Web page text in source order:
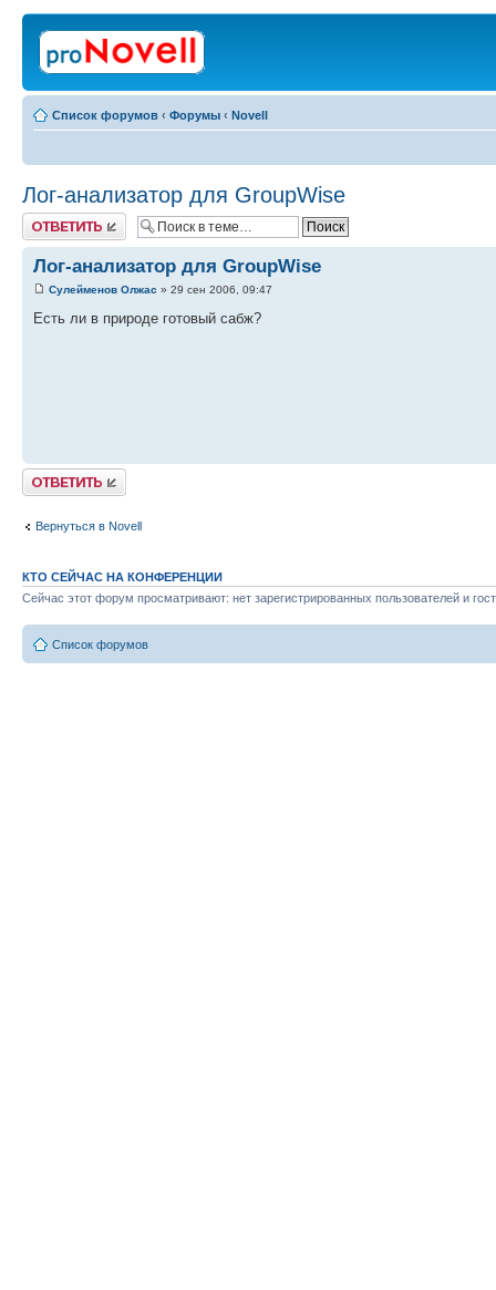
Список форумов ‹ Форумы ‹ Novell
Лог-анализатор для GroupWise
Ответить
Лог-анализатор для GroupWise
Сулейменов Олжас » 29 сен 2006, 09:47
Есть ли в природе готовый сабж?
Ответить
Вернуться в Novell
КТО СЕЙЧАС НА КОНФЕРЕНЦИИ
Сейчас этот форум просматривают: нет зарегистрированных пользователей и
Список форумов